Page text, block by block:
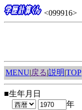
<099916>
MENU|戻る|説明|TOP
■生年月日
年